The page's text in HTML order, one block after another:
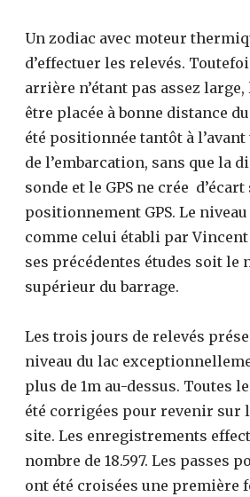
Un zodiac avec moteur
d’effectuer les relevés.
arrière n’étant pas assez large,
être placée à bonne distance
été positionnée tantôt à
de l’embarcation, sans que la
sonde et le GPS ne crée
positionnement GPS. Le
comme celui établi par Vincent
ses précédentes études soit le
supérieur du barrage.
Les trois jours de relevés
niveau du lac
plus de 1m au-dessus. Toutes
été corrigées pour revenir sur
site. Les enregistrements
nombre de 18.597. Les passes
ont été croisées une première